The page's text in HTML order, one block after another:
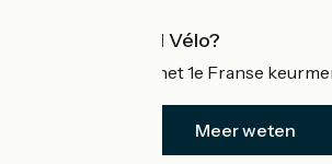
Wat is Accueil Vélo?
Accueil Vélo is het 1e Franse
Meer weten